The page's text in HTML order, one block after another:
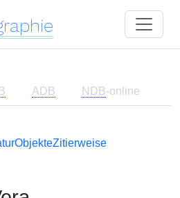
ADB NDB-online
ObjekteZitierweise